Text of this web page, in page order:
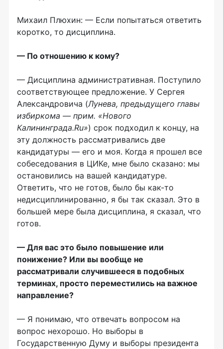
Михаил Плюхин: — Если попытаться ответить
коротко, то дисциплина.
— По отношению к кому?
— Дисциплина административная. Поступило
соответствующее предложение. У Сергея
Александровича (Лунева, предыдущего главы
избиркома — прим. «Нового
Калининграда.Ru») срок подходил к концу, на
эту должность рассматривались две
кандидатуры — его и моя. Когда я прошел все
собеседования в ЦИКе, мне было сказано: мы
остановились на вашей кандидатуре.
Ответить, что не готов, было бы как-то
недисциплинированно, я бы так сказал. Это в
большей мере была дисциплина, я сказал, что
готов.
— Для вас это было повышение или
понижение? Или вы вообще не
рассматривали случившееся в подобных
терминах, просто переместились на важное
направление?
— Я понимаю, что отвечать вопросом на
вопрос нехорошо. Но выборы в
Государственную Думу и выборы президента